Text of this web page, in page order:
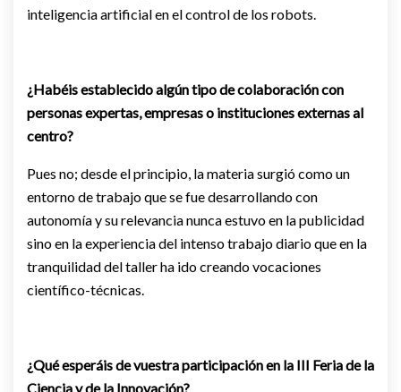
inteligencia artificial en el control de los robots.
¿Habéis establecido algún tipo de colaboración con
personas expertas, empresas o instituciones externas al
centro?
Pues no; desde el principio, la materia surgió como un
entorno de trabajo que se fue desarrollando con
autonomía y su relevancia nunca estuvo en la publicidad
sino en la experiencia del intenso trabajo diario que en la
tranquilidad del taller ha ido creando vocaciones
científico-técnicas.
¿Qué esperáis de vuestra participación en la III Feria de la
Ciencia y de la Innovación?